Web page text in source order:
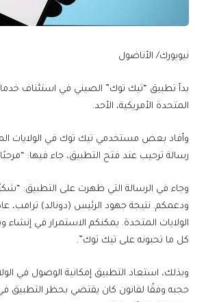
نيويورك/ الأناضول
بدأ تطبيق “تيك توك” الصيني في استئناف
المتحدة الأمريكية، الأحد.
وأفاد بعض مستخدمي تيك توك في الولايات
رسالة ترحيب عند فتح التطبيق، جاء فيها:
وجاء في الرسالة التي ظهرت على التطبيق:
ودعمكم. نتيجة جهود الرئيس (دونالد) ترامب،
الولايات المتحدة. يمكنكم الاستمرار في
كل ما تحبونه على تيك توك”.
وبذلك، استعاد التطبيق إمكانية الوصول في
حجبه وفقًا لقانون كان يقتضي بحظر التطبيق في